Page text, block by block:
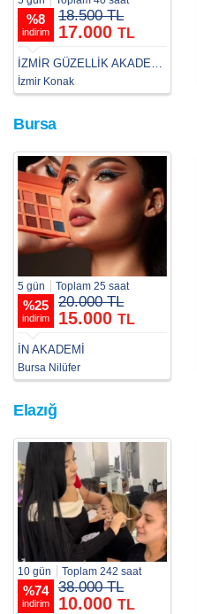
%8
indirim
18.500 TL
17.000 TL
İZMİR GÜZELLİK AKADEMİSİ
İzmir Konak
Bursa
5 gün Toplam 25 saat
%25
indirim
20.000 TL
15.000 TL
İN AKADEMİ
Bursa Nilüfer
Elazığ
10 gün Toplam 242 saat
%74
indirim
38.000 TL
10.000 TL